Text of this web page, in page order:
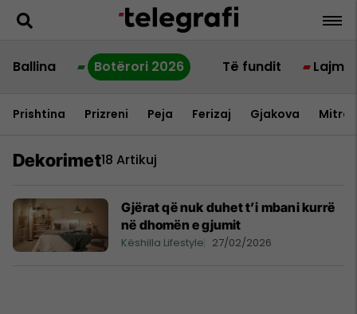
Ballina Botërori 2026 Të fundit Lajme
Prishtina Prizreni Peja Ferizaj Gjakova
Dekorimet18 Artikuj
Gjërat që nuk duhet t’i mbani kurrë
në dhomën e gjumit
Këshilla Lifestyle 27/02/2026